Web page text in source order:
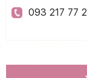
093 217 77